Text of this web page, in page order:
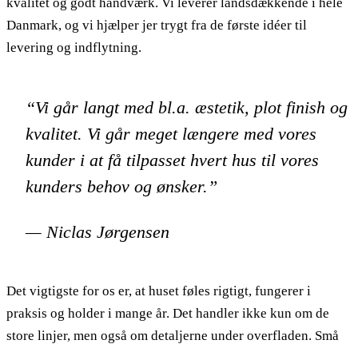
Danmark, og vi hjælper jer trygt fra de første idéer til
levering og indflytning.
“Vi går langt med bl.a. æstetik, plot finish og
kvalitet. Vi går meget længere med vores
kunder i at få tilpasset hvert hus til vores
kunders behov og ønsker.”
— Niclas Jørgensen
Det vigtigste for os er, at huset føles rigtigt, fungerer i
praksis og holder i mange år. Det handler ikke kun om de
store linjer, men også om detaljerne under overfladen. Små